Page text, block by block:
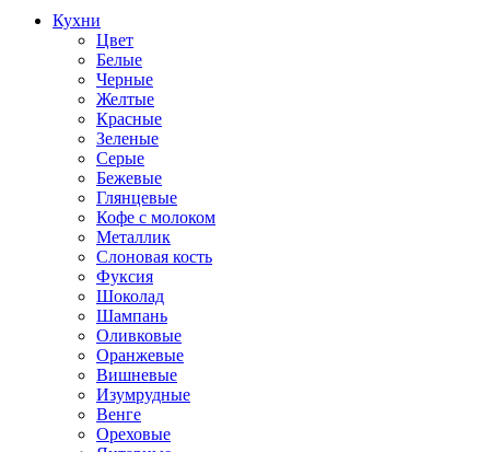
Кухни
Цвет
Белые
Черные
Желтые
Красные
Зеленые
Серые
Бежевые
Глянцевые
Кофе с молоком
Металлик
Слоновая кость
Фуксия
Шоколад
Шампань
Оливковые
Оранжевые
Вишневые
Изумрудные
Венге
Ореховые